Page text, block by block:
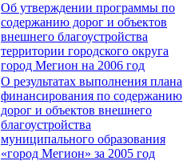
Об утверждении программы по
содержанию дорог и объектов
внешнего благоустройства
территории городского округа
город Мегион на 2006 год
О результатах выполнения плана
финансирования по содержанию
дорог и объектов внешнего
благоустройства
муниципального образования
«город Мегион» за 2005 год